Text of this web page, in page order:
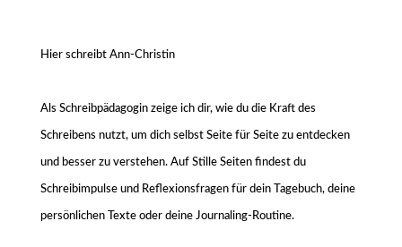
Hier schreibt Ann-Christin
Als Schreibpädagogin zeige ich dir, wie du die Kraft des
Schreibens nutzt, um dich selbst Seite für Seite zu entdecken
und besser zu verstehen. Auf Stille Seiten findest du
Schreibimpulse und Reflexionsfragen für dein Tagebuch, deine
persönlichen Texte oder deine Journaling-Routine.